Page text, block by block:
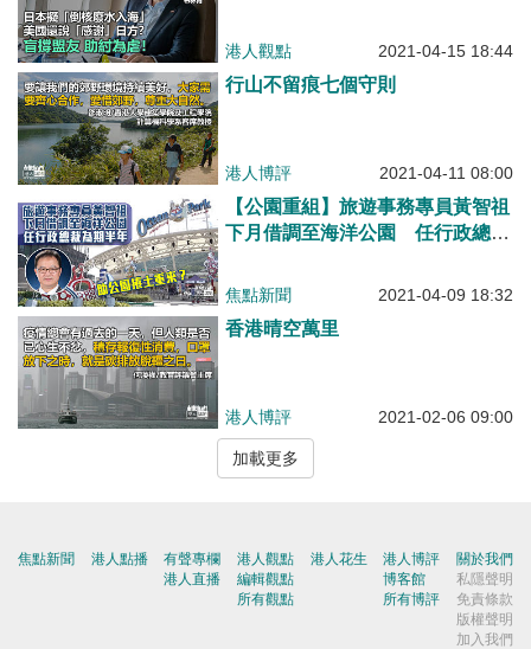
港人觀點 2021-04-15 18:44
行山不留痕七個守則
港人博評 2021-04-11 08:00
【公園重組】旅遊事務專員黃智祖
下月借調至海洋公園 任行政總裁
焦點新聞 2021-04-09 18:32
香港晴空萬里
港人博評 2021-02-06 09:00
加載更多
焦點新聞 港人點播
有聲專欄
港人直播
港人觀點
編輯觀點
所有觀點
港人花生
港人博評
博客館
所有博評
關於我們
私隱聲明
免責條款
版權聲明
加入我們